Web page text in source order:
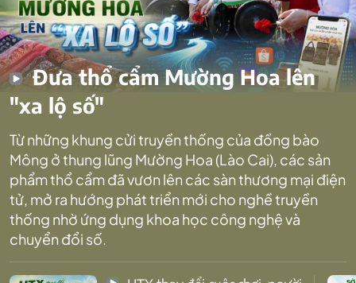
Đưa thổ cẩm Mường Hoa lên
"xa lộ số"
Từ những khung cửi truyền thống của đồng bào
Mông ở thung lũng Mường Hoa (Lào Cai), các sản
phẩm thổ cẩm đã vươn lên các sàn thương mại điện
tử, mở ra hướng phát triển mới cho nghề truyền
thống nhờ ứng dụng khoa học công nghệ và
chuyển đổi số.